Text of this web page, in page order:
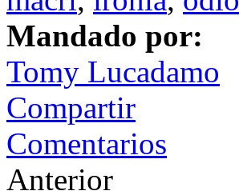
Mandado por:
Tomy Lucadamo
Compartir
Comentarios
Anterior